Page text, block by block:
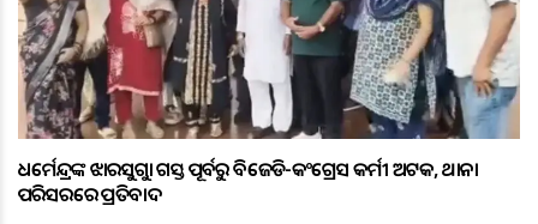
ଧର୍ମେନ୍ଦ୍ରଙ୍କ ଝାରସୁଗୁଡ଼ା ଗସ୍ତ ପୂର୍ବରୁ ବିଜେଡି-କଂଗ୍ରେସ କର୍ମୀ ଅଟକ, ଥାନା
ପରିସରରେ ପ୍ରତିବାଦ